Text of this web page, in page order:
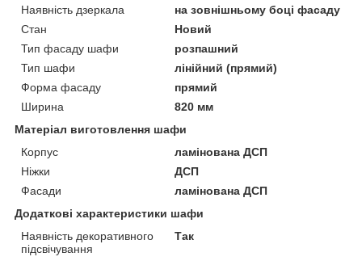
Наявність дзеркала
на зовнішньому боці фасаду
Стан
Новий
Тип фасаду шафи
розпашний
Тип шафи
лінійний (прямий)
Форма фасаду
прямий
Ширина
820 мм
Матеріал виготовлення шафи
Корпус
ламінована ДСП
Ніжки
ДСП
Фасади
ламінована ДСП
Додаткові характеристики шафи
Наявність декоративного
підсвічування
Так